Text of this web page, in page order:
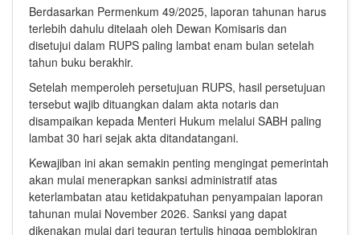
Berdasarkan Permenkum 49/2025, laporan tahunan harus
terlebih dahulu ditelaah oleh Dewan Komisaris dan
disetujui dalam RUPS paling lambat enam bulan setelah
tahun buku berakhir.
Setelah memperoleh persetujuan RUPS, hasil persetujuan
tersebut wajib dituangkan dalam akta notaris dan
disampaikan kepada Menteri Hukum melalui SABH paling
lambat 30 hari sejak akta ditandatangani.
Kewajiban ini akan semakin penting mengingat pemerintah
akan mulai menerapkan sanksi administratif atas
keterlambatan atau ketidakpatuhan penyampaian laporan
tahunan mulai November 2026. Sanksi yang dapat
dikenakan mulai dari teguran tertulis hingga pemblokiran